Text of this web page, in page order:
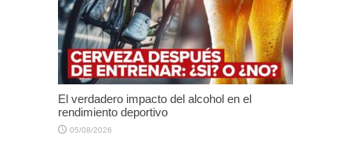
El verdadero impacto del alcohol en el
rendimiento deportivo
05/08/2026